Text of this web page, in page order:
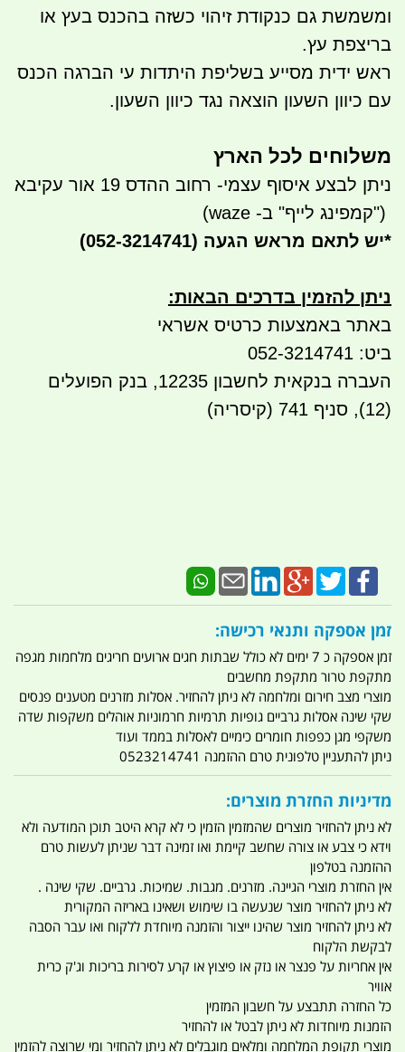
ומשמשת גם כנקודת זיהוי כשזה בהכנס בעץ או
בריצפת עץ.
ראש ידית מסייע בשליפת היתדות עי הברגה הכנס
עם כיוון השעון הוצאה נגד כיוון השעון.
משלוחים לכל הארץ
ניתן לבצע איסוף עצמי- רחוב ההדס 19 אור עקיבא
")קמפינג לייף" ב- waze)
*יש לתאם מראש הגעה (052-3214741)
ניתן להזמין בדרכים הבאות:
באתר באמצעות כרטיס אשראי
ביט: 052-3214741
העברה בנקאית לחשבון 12235, בנק הפועלים
(12), סניף 741 (קיסריה)
זמן אספקה ותנאי רכישה:
זמן אספקה כ 7 ימים לא כולל שבתות חגים ארועים חריגים מלחמות מגפה
מתקפת טרור מתקפת מחשבים
מוצרי מצב חירום ומלחמה לא ניתן להחזיר. אסלות מזרנים מטענים פנסים
שקי שינה אסלות גרביים גופיות תרמיות חרמוניות אוהלים משקפות שדה
משקפי מגן כפפות חומרים כימיים לאסלות בממד ועוד
ניתן להתעניין טלפונית טרם ההזמנה 0523214741
מדיניות החזרת מוצרים:
לא ניתן להחזיר מוצרים שהמזמין הזמין כי לא קרא היטב תוכן המודעה ולא
וידא כי צבע או צורה שחשב קיימת ואו זמינה דבר שניתן לעשות טרם
ההזמנה בטלפון
אין החזרת מוצרי הגיינה. מזרנים. מגבות. שמיכות. גרביים. שקי שינה .
לא ניתן להחזיר מוצר שנעשה בו שימוש ושאינו באריזה המקורית
לא ניתן להחזיר מוצר שהינו ייצור והזמנה מיוחדת ללקוח ואו עבר הסבה
לבקשת הלקוח
אין אחריות על פנצר או נזק או פיצוץ או קרע לסירות בריכות וג'ק כרית
אוויר
כל החזרה תתבצע על חשבון המזמין
הזמנות מיוחדות לא ניתן לבטל או להחזיר
מוצרי תקופת המלחמה ומלאים מוגבלים לא ניתן להחזיר ומי שרוצה להזמין